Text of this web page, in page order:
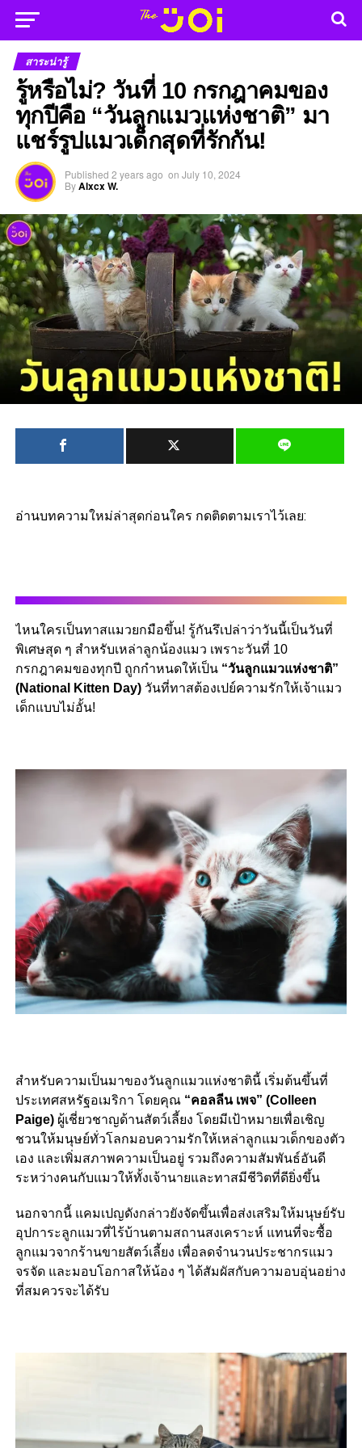
สาระน่ารู้
รู้หรือไม่? วันที่ 10 กรกฎาคมของ
ทุกปีคือ “วันลูกแมวแห่งชาติ” มา
แชร์รูปแมวเด็กสุดที่รักกัน!
Published 2 years ago on July 10, 2024
ByAlxcx W.
อ่านบทความใหม่ล่าสุดก่อนใคร กดติดตามเราไว้เลย:
ไหนใครเป็นทาสแมวยกมือขึ้น! รู้กันรึเปล่าว่าวันนี้เป็นวันที่
พิเศษสุด ๆ สำหรับเหล่าลูกน้องแมว เพราะวันที่ 10
กรกฎาคมของทุกปี ถูกกำหนดให้เป็น “วันลูกแมวแห่งชาติ”
(National Kitten Day)วันที่ทาสต้องเปย์ความรักให้เจ้าแมว
เด็กแบบไม่อั้น!
สำหรับความเป็นมาของวันลูกแมวแห่งชาตินี้ เริ่มต้นขึ้นที่
ประเทศสหรัฐอเมริกา โดยคุณ “คอลลีน เพจ” (Colleen
Paige)ผู้เชี่ยวชาญด้านสัตว์เลี้ยง โดยมีเป้าหมายเพื่อเชิญ
ชวนให้มนุษย์ทั่วโลกมอบความรักให้เหล่าลูกแมวเด็กของตัว
เอง และเพิ่มสภาพความเป็นอยู่ รวมถึงความสัมพันธ์อันดี
ระหว่างคนกับแมวให้ทั้งเจ้านายและทาสมีชีวิตที่ดียิ่งขึ้น
นอกจากนี้ แคมเปญดังกล่าวยังจัดขึ้นเพื่อส่งเสริมให้มนุษย์รับ
อุปการะลูกแมวที่ไร้บ้านตามสถานสงเคราะห์ แทนที่จะซื้อ
ลูกแมวจากร้านขายสัตว์เลี้ยง เพื่อลดจำนวนประชากรแมว
จรจัด และมอบโอกาสให้น้อง ๆ ได้สัมผัสกับความอบอุ่นอย่าง
ที่สมควรจะได้รับ